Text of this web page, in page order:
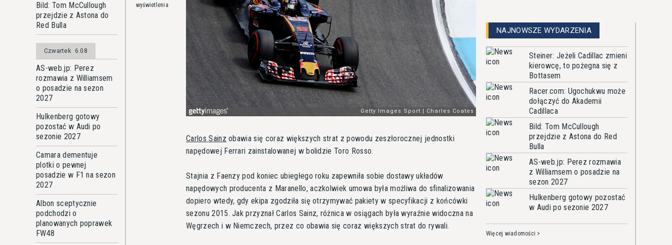
Bild: Tom McCullough
przejdzie z Astona do
Red Bulla
Czwartek 6.08
AS-web.jp: Perez
rozmawia z Williamsem
o posadzie na sezon
2027
Hulkenberg gotowy
pozostać w Audi po
sezonie 2027
Camara dementuje
plotki o pewnej
posadzie w F1 na sezon
2027
Albon sceptycznie
podchodzi o
planowanych poprawek
FW48
wyświetlenia
Carlos Sainz obawia się coraz większych strat z powodu zeszłorocznej jednostki
napędowej Ferrari zainstalowanej w bolidzie Toro Rosso.
Stajnia z Faenzy pod koniec ubiegłego roku zapewniła sobie dostawy układów
napędowych producenta z Maranello, aczkolwiek umowa była możliwa do sfinalizowania
dopiero wtedy, gdy ekipa zgodziła się otrzymywać pakiety w specyfikacji z końcówki
sezonu 2015. Jak przyznał Carlos Sainz, różnica w osiągach była wyraźnie widoczna na
Węgrzech i w Niemczech, przez co obawia się coraz większych strat do rywali.
NAJNOWSZE WYDARZENIA
Steiner: Jeżeli Cadillac zmieni
kierowcę, to pożegna się z
Bottasem
Racer.com: Ugochukwu może
dołączyć do Akademii
Cadillaca
Bild: Tom McCullough
przejdzie z Astona do Red
Bulla
AS-web.jp: Perez rozmawia
z Williamsem o posadzie na
sezon 2027
Hulkenberg gotowy pozostać
w Audi po sezonie 2027
Więcej wiadomości >